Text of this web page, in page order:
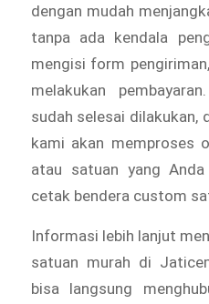
dengan mudah
tanpa ada kendala
mengisi form
melakukan
sudah selesai
kami akan memproses
atau satuan yang
cetak bendera custom
Informasi lebih lanjut
satuan murah di
bisa langsung